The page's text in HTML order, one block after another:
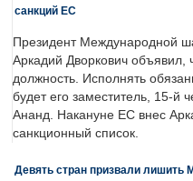
санкций ЕС
Президент Международной
Аркадий Дворкович объявил,
должность. Исполнять
будет его заместитель, 15-й
Ананд. Накануне ЕС внес
санкционный список.
Девять стран призвали лишить